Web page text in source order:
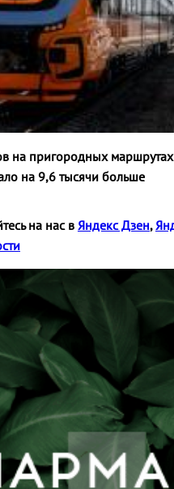
на пригородных
на 9,6 тысячи больше
на нас в Яндекс Дзен,